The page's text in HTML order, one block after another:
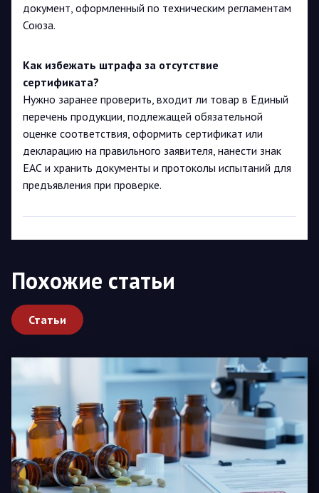
документ, оформленный по техническим регламентам
Союза.
Как избежать штрафа за отсутствие
сертификата?
Нужно заранее проверить, входит ли товар в Единый
перечень продукции, подлежащей обязательной
оценке соответствия, оформить сертификат или
декларацию на правильного заявителя, нанести знак
ЕАС и хранить документы и протоколы испытаний для
предъявления при проверке.
Похожие статьи
Статьи